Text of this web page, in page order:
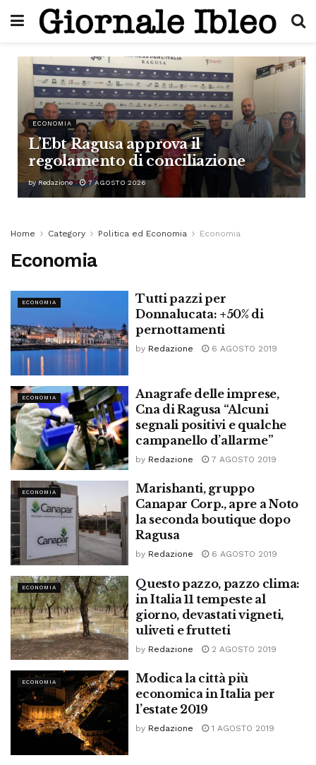
ECONOMIA
L’Ebt Ragusa approva il
regolamento di conciliazione
by Redazione 7 AGOSTO 2026
Home Category Politica ed Economia Economia
Economia
ECONOMIA
Tutti pazzi per
Donnalucata: +50% di
pernottamenti
by Redazione 6 AGOSTO 2019
ECONOMIA
Anagrafe delle imprese,
Cna di Ragusa “Alcuni
segnali positivi e qualche
campanello d’allarme”
by Redazione 7 AGOSTO 2019
ECONOMIA
Marishanti, gruppo
Canapar Corp., apre a Noto
la seconda boutique dopo
Ragusa
by Redazione 6 AGOSTO 2019
ECONOMIA
Questo pazzo, pazzo clima:
in Italia 11 tempeste al
giorno, devastati vigneti,
uliveti e frutteti
by Redazione 2 AGOSTO 2019
ECONOMIA
Modica la città più
economica in Italia per
l’estate 2019
by Redazione 1 AGOSTO 2019